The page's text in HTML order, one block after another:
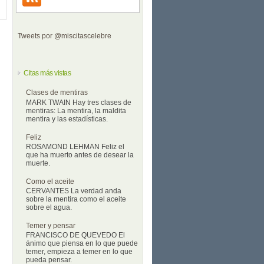
Tweets por @miscitascelebre
Citas más vistas
Clases de mentiras
MARK TWAIN Hay tres clases de
mentiras: La mentira, la maldita
mentira y las estadísticas.
Feliz
ROSAMOND LEHMAN Feliz el
que ha muerto antes de desear la
muerte.
Como el aceite
CERVANTES La verdad anda
sobre la mentira como el aceite
sobre el agua.
Temer y pensar
FRANCISCO DE QUEVEDO El
ánimo que piensa en lo que puede
temer, empieza a temer en lo que
pueda pensar.